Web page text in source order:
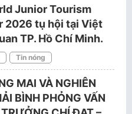
Junior Tourism
2026 tụ hội tại Việt
TP. Hồ Chí Minh.
Tin nóng
MAI VÀ NGHIÊN
BÌNH PHỎNG VẤN